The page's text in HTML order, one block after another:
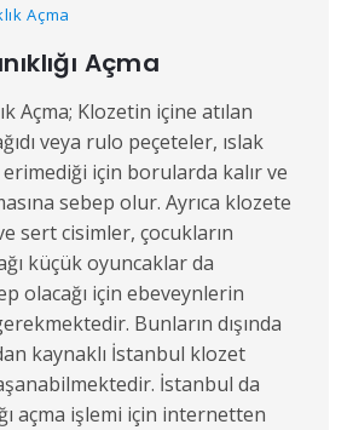
Açma
Açma
Açma; Klozetin içine atılan
veya rulo peçeteler, ıslak
için borularda kalır ve
sebep olur. Ayrıca klozete
sert cisimler, çocukların
küçük oyuncaklar da
olacağı için ebeveynlerin
Bunların dışında
kaynaklı İstanbul klozet
İstanbul da
açma işlemi için internetten